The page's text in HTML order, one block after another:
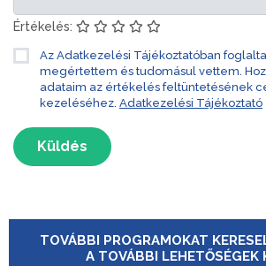
Értékelés:
Az Adatkezelési Tájékoztatóban
megértettem és tudomásul vettem.
adataim az értékelés feltüntetésének
kezeléséhez. Adatkezelési Tájékoztató
Küldés
TOVÁBBI PROGRAMOKAT
A TOVÁBBI LEHETŐSÉGEK